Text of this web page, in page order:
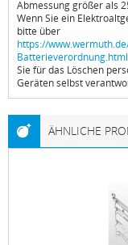
Abmessung größer als
Wenn Sie ein
bitte über
https://
Batterieverordnung.html
Sie für das Löschen
Geräten selbst
ÄHNLICHE